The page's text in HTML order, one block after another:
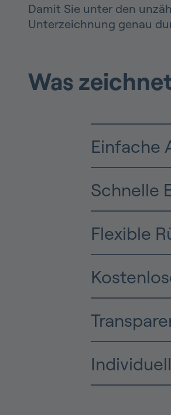
Damit Sie unter den
Unterzeichnung genau
Was
Einfache
Schnelle
Flexible